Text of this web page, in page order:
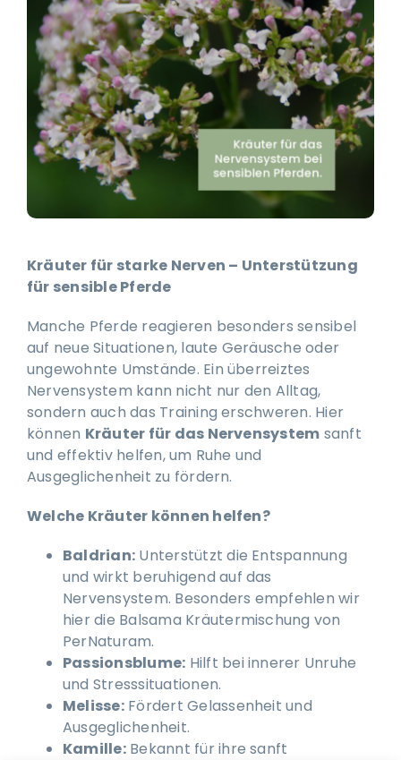
Ausbildung & Training für Reiter und Pferd
Blog
Job & Karriere
Kontakt
Kräuter für starke Nerven – Unterstützung
für sensible Pferde
Manche Pferde reagieren besonders sensibel
auf neue Situationen, laute Geräusche oder
ungewohnte Umstände. Ein überreiztes
Nervensystem kann nicht nur den Alltag,
sondern auch das Training erschweren. Hier
können Kräuter für das Nervensystem sanft
und effektiv helfen, um Ruhe und
Ausgeglichenheit zu fördern.
Welche Kräuter können helfen?
Baldrian: Unterstützt die Entspannung
und wirkt beruhigend auf das
Nervensystem. Besonders empfehlen wir
hier die Balsama Kräutermischung von
PerNaturam.
Passionsblume: Hilft bei innerer Unruhe
und Stresssituationen.
Melisse:Fördert Gelassenheit und
Ausgeglichenheit.
Kamille:Bekannt für ihre sanft